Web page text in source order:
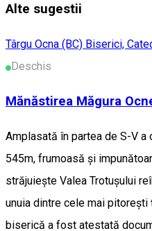
Alte sugestii
Târgu Ocna (BC) Biserici,
Deschis
Mănăstirea Măgura
Amplasată în partea de S-V a
545m, frumoasă și
străjuiește Valea Trotușului
unuia dintre cele mai
biserică a fost atestată